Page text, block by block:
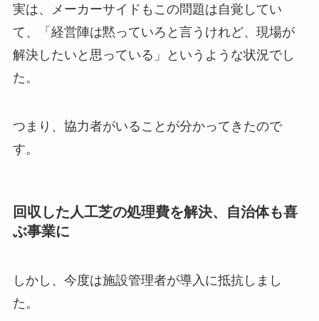
実は、メーカーサイドもこの問題は自覚してい
て、「経営陣は黙っていろと言うけれど、現場が
解決したいと思っている」というような状況でし
た。
つまり、協力者がいることが分かってきたので
す。
回収した人工芝の処理費を解決、自治体も喜
ぶ事業に
しかし、今度は施設管理者が導入に抵抗しまし
た。